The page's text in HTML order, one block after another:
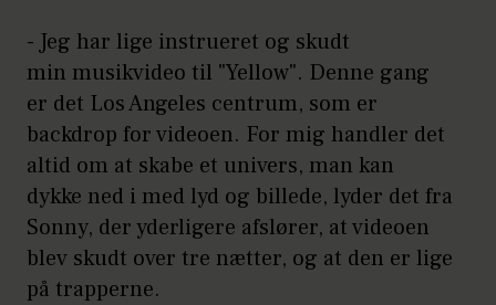
- Jeg har lige instrueret og skudt
min musikvideo til "Yellow". Denne gang
er det Los Angeles centrum, som er
backdrop for videoen. For mig handler det
altid om at skabe et univers, man kan
dykke ned i med lyd og billede, lyder det fra
Sonny, der yderligere afslører, at videoen
blev skudt over tre nætter, og at den er lige
på trapperne.